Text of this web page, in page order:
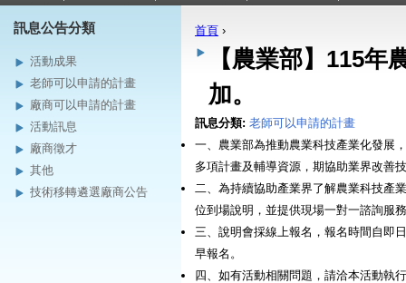
訊息公告分類
活動成果
老師可以申請的計畫
廠商可以申請的計畫
活動訊息
廠商徵才
其他
技術移轉遴選廠商公告
您在這裡
首頁 ›
【農業部】115
加。
訊息分類: 老師可以申請的計畫
一、農業部為推動農業科技產業化發展
多項計畫及輔導資源，期協助業界改善
二、為持續協助產業界了解農業科技產
位到場說明，並提供現場一對一諮詢服
三、說明會採線上報名，報名時間自即
早報名。
四、如有活動相關問題，請洽本活動執